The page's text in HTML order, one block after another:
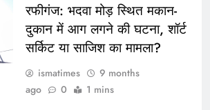
रफीगंज: भदवा मोड़ स्थित मकान-
दुकान में आग लगने की घटना, शॉर्ट
सर्किट या साजिश का मामला?
ismatimes
9 months
ago
0 1 mins